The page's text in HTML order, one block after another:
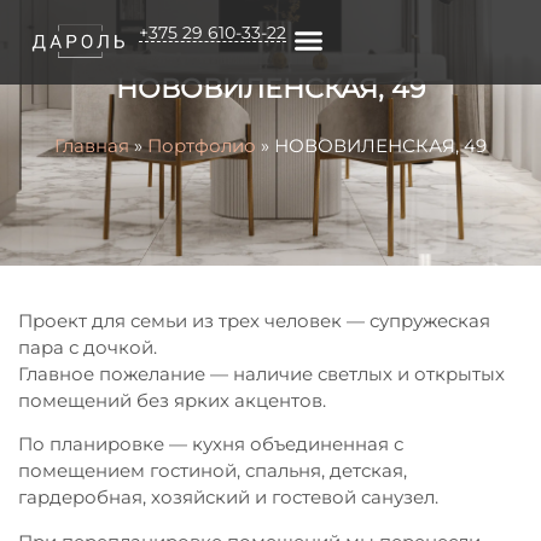
+375 29 610-33-22
НОВОВИЛЕНСКАЯ, 49
Главная»Портфолио » НОВОВИЛЕНСКАЯ, 49
Проект для семьи из трех человек — супружеская
пара с дочкой.
Главное пожелание — наличие светлых и открытых
помещений без ярких акцентов.
По планировке — кухня объединенная с
помещением гостиной, спальня, детская,
гардеробная, хозяйский и гостевой санузел.